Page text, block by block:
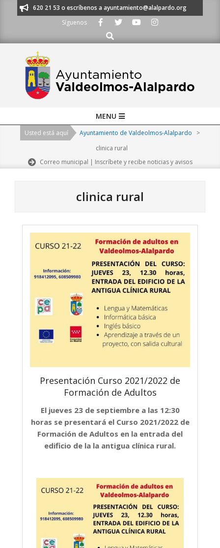
al 91 620 21 53 o escríbenos a ayuntamiento@alalpardo.org
Síguenos
Buscar
Navigation
MENU
Usted está aquí Ayuntamiento de Valdeolmos-Alalpardo
>
clinica rural
Correo municipal | Inscríbete y recibe noticias y avisos
clinica rural
Presentación Curso 2021/2022 de
Formación de Adultos
El jueves 23 de septiembre a las 12:30
horas se presentará el Curso 2021/2022 de
Formación de Adultos en la entrada del
edificio de la la antigua clínica rural.